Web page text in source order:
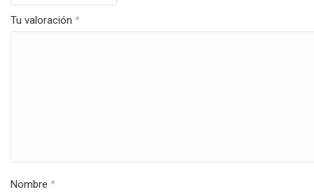
Tu valoración *
Nombre *